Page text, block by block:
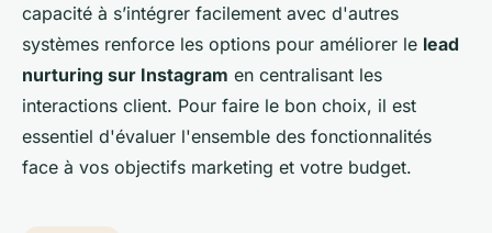
capacité à s’intégrer facilement avec d'autres
systèmes renforce les options pour améliorer le lead
nurturing sur Instagram en centralisant les
interactions client. Pour faire le bon choix, il est
essentiel d'évaluer l'ensemble des fonctionnalités
face à vos objectifs marketing et votre budget.